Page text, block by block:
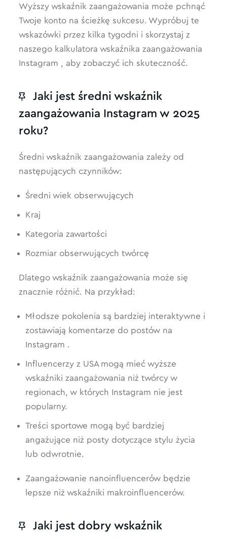
Wyższy wskaźnik zaangażowania może pchnąć
Twoje konto na ścieżkę sukcesu. Wypróbuj te
wskazówki przez kilka tygodni i skorzystaj z
naszego kalkulatora wskaźnika zaangażowania
Instagram , aby zobaczyć ich skuteczność.
Jaki jest średni wskaźnik
zaangażowania Instagram w 2025
roku?
Średni wskaźnik zaangażowania zależy od
następujących czynników:
Średni wiek obserwujących
Kraj
Kategoria zawartości
Rozmiar obserwujących twórcę
Dlatego wskaźnik zaangażowania może się
znacznie różnić. Na przykład:
Młodsze pokolenia są bardziej interaktywne i
zostawiają komentarze do postów na
Instagram .
Influencerzy z USA mogą mieć wyższe
wskaźniki zaangażowania niż twórcy w
regionach, w których Instagram nie jest
popularny.
Treści sportowe mogą być bardziej
angażujące niż posty dotyczące stylu życia
lub odwrotnie.
Zaangażowanie nanoinfluencerów będzie
lepsze niż wskaźniki makroinfluencerów.
Jaki jest dobry wskaźnik